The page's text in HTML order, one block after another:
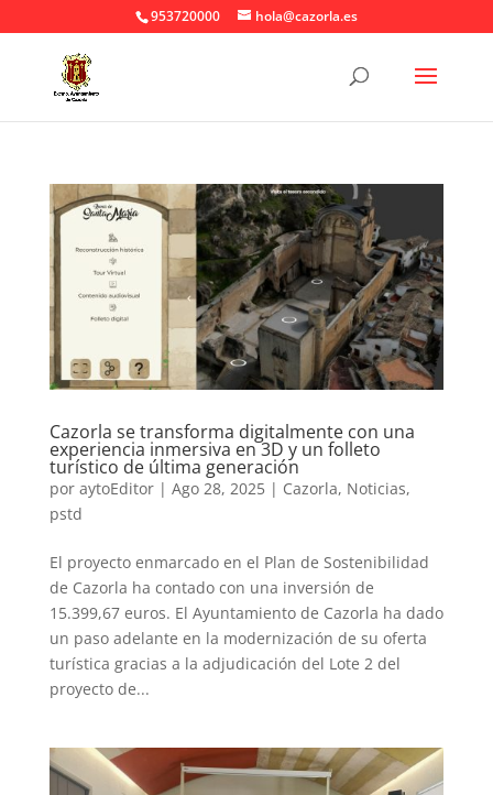
953720000 hola@cazorla.es
Cazorla se transforma digitalmente con una
experiencia inmersiva en 3D y un folleto
turístico de última generación
por aytoEditor| Ago 28, 2025| Cazorla, Noticias,
pstd
El proyecto enmarcado en el Plan de Sostenibilidad
de Cazorla ha contado con una inversión de
15.399,67 euros. El Ayuntamiento de Cazorla ha dado
un paso adelante en la modernización de su oferta
turística gracias a la adjudicación del Lote 2 del
proyecto de...